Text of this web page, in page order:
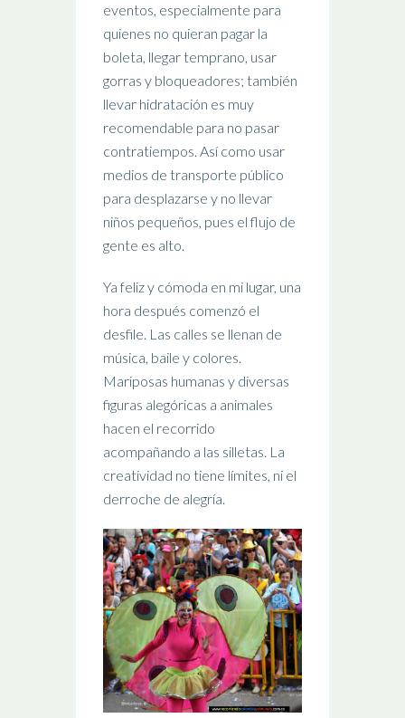
eventos, especialmente para
quienes no quieran pagar la
boleta, llegar temprano, usar
gorras y bloqueadores; también
llevar hidratación es muy
recomendable para no pasar
contratiempos. Así como usar
medios de transporte público
para desplazarse y no llevar
niños pequeños, pues el flujo de
gente es alto.
Ya feliz y cómoda en mi lugar, una
hora después comenzó el
desfile. Las calles se llenan de
música, baile y colores.
Mariposas humanas y diversas
figuras alegóricas a animales
hacen el recorrido
acompañando a las silletas. La
creatividad no tiene límites, ni el
derroche de alegría.